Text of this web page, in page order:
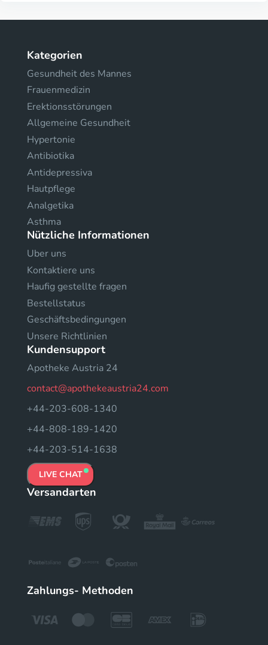
Kategorien
Gesundheit des Mannes
Frauenmedizin
Erektionsstörungen
Allgemeine Gesundheit
Hypertonie
Antibiotika
Antidepressiva
Hautpflege
Analgetika
Asthma
Nützliche Informationen
Uber uns
Kontaktiere uns
Haufig gestellte fragen
Bestellstatus
Geschäftsbedingungen
Unsere Richtlinien
Kundensupport
Apotheke Austria 24
contact@apothekeaustria24.com
+44-203-608-1340
+44-808-189-1420
+44-203-514-1638
LIVE CHAT
Versandarten
Zahlungs- Methoden